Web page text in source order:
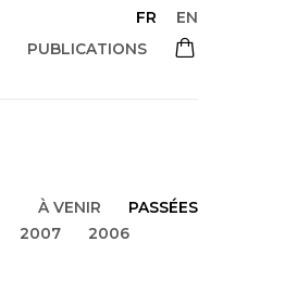
PUBLICATIONS
FR EN
À VENIR
PASSÉES
2007
2006